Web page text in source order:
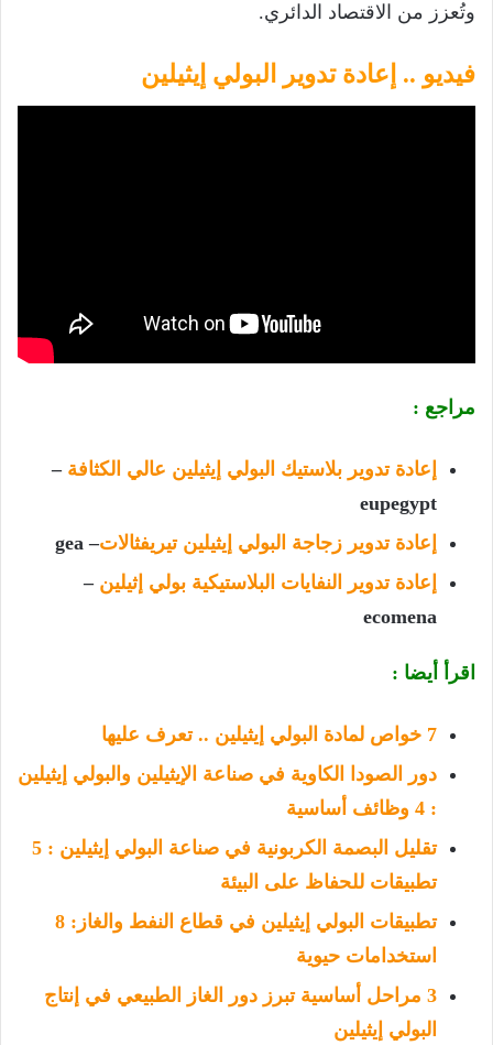
وتُعزز من الاقتصاد الدائري.
فيديو .. إعادة تدوير البولي إيثيلين
مراجع :
إعادة تدوير بلاستيك البولي إيثيلين عالي الكثافة –
eupegypt
إعادة تدوير زجاجة البولي إيثيلين تيريفثالات– gea
إعادة تدوير النفايات البلاستيكية بولي إثيلين –
ecomena
اقرأ أيضا :
7 خواص لمادة البولي إيثيلين .. تعرف عليها
دور الصودا الكاوية في صناعة الإيثيلين والبولي إيثيلين
: 4 وظائف أساسية
تقليل البصمة الكربونية في صناعة البولي إيثيلين : 5
تطبيقات للحفاظ على البيئة
تطبيقات البولي إيثيلين في قطاع النفط والغاز: 8
استخدامات حيوية
3 مراحل أساسية تبرز دور الغاز الطبيعي في إنتاج
البولي إيثيلين